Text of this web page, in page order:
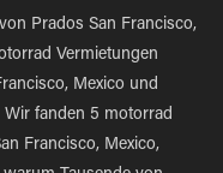
Prados San Francisco,
Vermietungen
Mexico und
Wir fanden 5 motorrad
Francisco, Mexico,